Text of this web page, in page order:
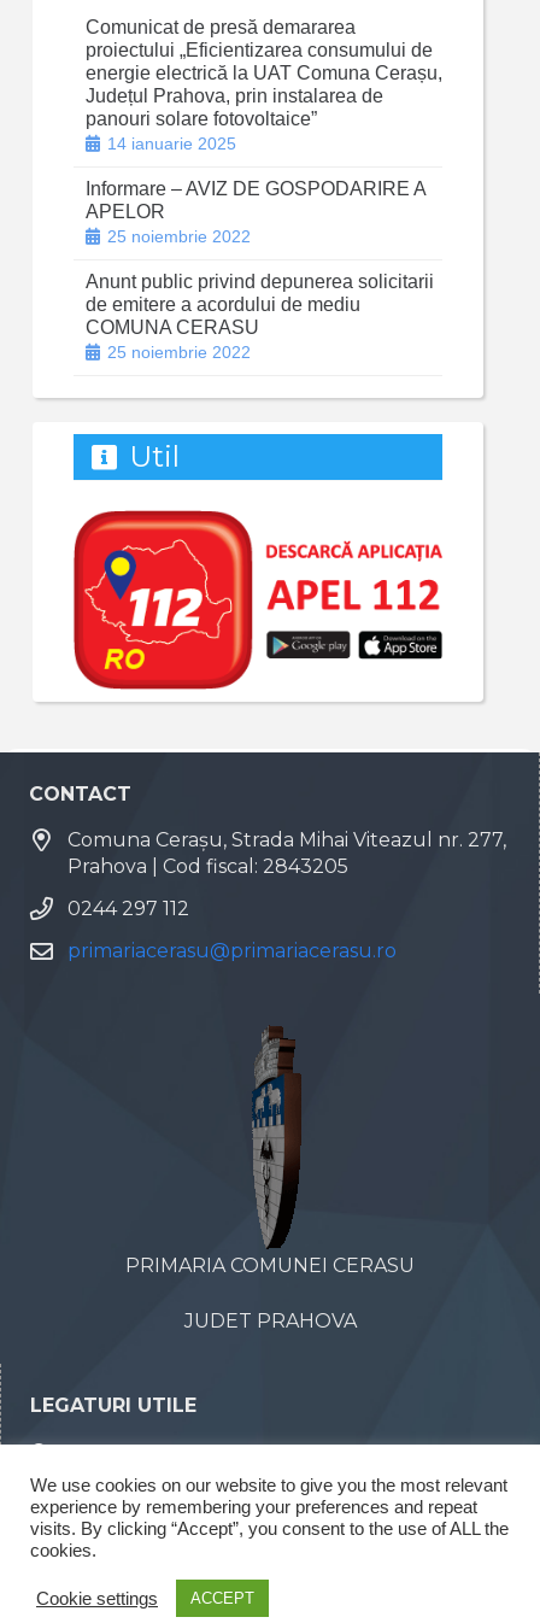
Comunicat de presă demararea
proiectului „Eficientizarea consumului de
energie electrică la UAT Comuna Cerașu,
Județul Prahova, prin instalarea de
panouri solare fotovoltaice”
14 ianuarie 2025
Informare – AVIZ DE GOSPODARIRE A
APELOR
25 noiembrie 2022
Anunt public privind depunerea solicitarii
de emitere a acordului de mediu
COMUNA CERASU
25 noiembrie 2022
Util
CONTACT
Comuna Cerașu, Strada Mihai Viteazul nr. 277,
Prahova | Cod fiscal: 2843205
0244 297 112
primariacerasu@primariacerasu.ro
PRIMARIA COMUNEI CERASU
JUDET PRAHOVA
LEGATURI UTILE
Declaratii de interese
Rapoarte legea 52/2003
We use cookies on our website to give you the most relevant
experience by remembering your preferences and repeat
visits. By clicking “Accept”, you consent to the use of ALL the
cookies.
Cookie settings ACCEPT